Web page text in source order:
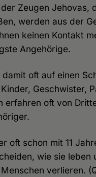
Zeugen Jehovas,
werden aus der
keinen Kontakt
Angehörige.
oft auf einen
Geschwister,
erfahren oft von
oft schon mit 11
wie sie
verlieren.